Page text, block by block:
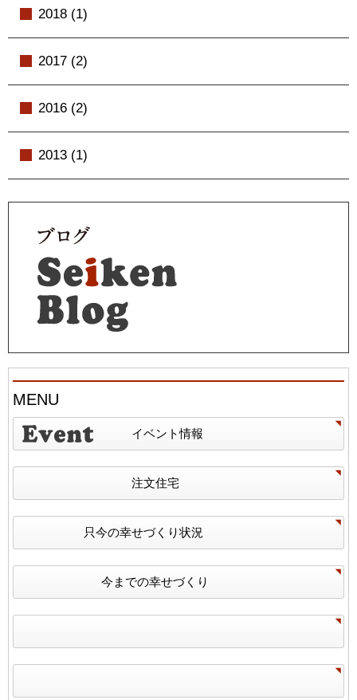
2018 (1)
2017 (2)
2016 (2)
2013 (1)
MENU
イベント情報
注文住宅
只今の幸せづくり状況
今までの幸せづくり